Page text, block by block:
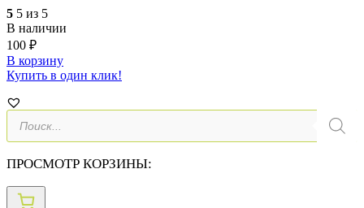
5 5 из 5
В наличии
100 ₽
В корзину
Купить в один клик!
Поиск
товаров
ПРОСМОТР КОРЗИНЫ: